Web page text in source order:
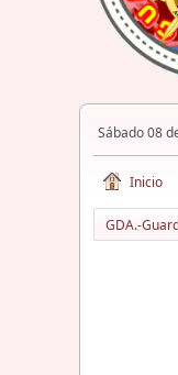
Sábado 08
Inicio
GDA.-